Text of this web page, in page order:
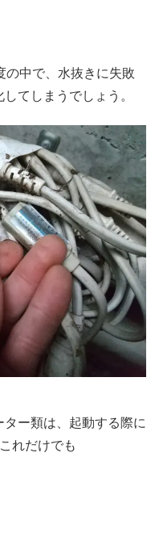
の中で、水抜きに失敗
てしまうでしょう。
ー類は、起動する際に
れだけでも